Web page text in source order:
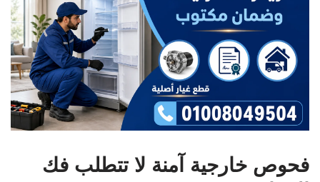
فحوص خارجية آمنة لا تتطلب فك